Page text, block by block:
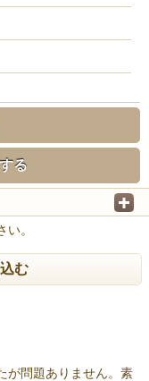
る
。
む
が問題ありません。素